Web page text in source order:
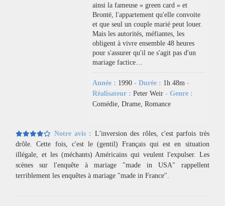
ainsi la fameuse « green card » et
Brontë, l'appartement qu'elle convoite
et que seul un couple marié peut louer.
Mais les autorités, méfiantes, les
obligent à vivre ensemble 48 heures
pour s'assurer qu'il ne s'agit pas d'un
mariage factice…
Année : 1990- Durée : 1h 48m-
Réalisateur :Peter Weir- Genre :
Comédie, Drame, Romance
Notre avis : L'inversion des rôles, c'est parfois très
drôle. Cette fois, c'est le (gentil) Français qui est en situation
illégale, et les (méchants) Américains qui veulent l'expulser. Les
scènes sur l'enquête à mariage "made in USA" rappellent
terriblement les enquêtes à mariage "made in France".